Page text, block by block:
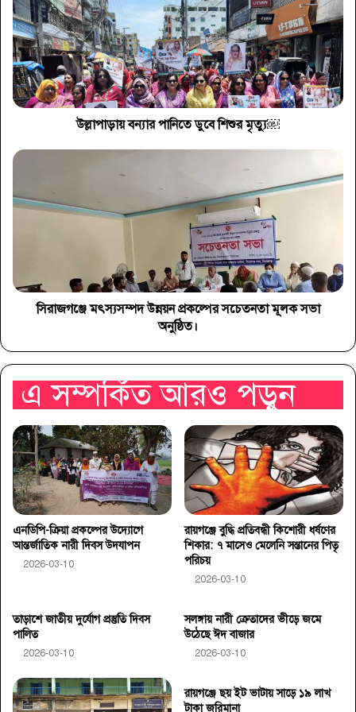
উল্লাপাড়ায় বন্যার পানিতে ডুবে শিশুর মৃত্যু￼
সিরাজগঞ্জে মৎস্যসম্পদ উন্নয়ন প্রকল্পের সচেতনতা মূলক সভা
অনুষ্ঠিত।
এ সম্পর্কিত আরও পড়ুন
এনডিপি-ক্রিয়া প্রকল্পের উদ্যোগে
আন্তর্জাতিক নারী দিবস উদযাপন
2026-03-10
রায়গঞ্জে বুদ্ধি প্রতিবন্ধী কিশোরী ধর্ষণের
শিকার: ৭ মাসেও মেলেনি সন্তানের পিতৃ
পরিচয়
2026-03-10
তাড়াশে জাতীয় দুর্যোগ প্রস্তুতি দিবস
পালিত
2026-03-10
সলঙ্গায় নারী ক্রেতাদের ভীড়ে জমে
উঠেছে ঈদ বাজার
2026-03-10
রায়গঞ্জে ছয় ইট ভাটায় সাড়ে ১৯ লাখ
টাকা জরিমানা